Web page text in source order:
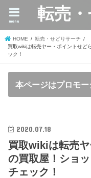
転売
menu
HOME
転売・せどりサーチ
買取wikiは転売ヤー・ポイントせど
ック！
本ページはプロモ
2020.07.18
買取wikiは転売
の買取屋！ショ
チェック！